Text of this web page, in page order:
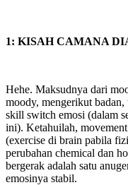
1: KISAH CAMANA
Hehe. Maksudnya dari
moody, mengerikut
skill switch emosi (dalam
ini). Ketahuilah,
(exercise di brain pabila
perubahan chemical dan
bergerak adalah satu
emosinya stabil.